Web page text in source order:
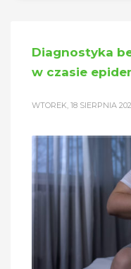
Diagnostyka
w czasie
WTOREK, 18 SIERPNIA